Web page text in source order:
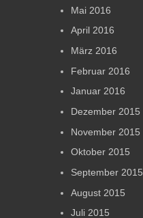
Mai 2016
April 2016
März 2016
Februar 2016
Januar 2016
Dezember 2015
November 2015
Oktober 2015
September 2015
August 2015
Juli 2015